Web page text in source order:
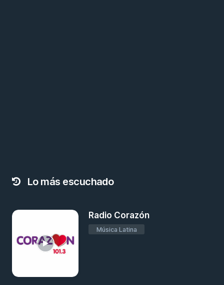
Lo más escuchado
Radio Corazón
Música Latina